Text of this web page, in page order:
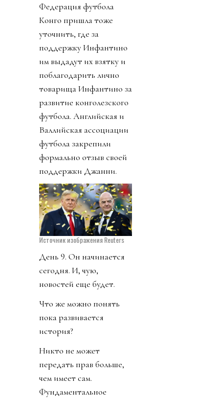
Федерация футбола
Конго пришла тоже
уточнить, где за
поддержку Инфантино
им выдадут их взятку и
поблагодарить лично
товарища Инфантино за
развитие конголезского
футбола. Английская и
Валлийская ассоциации
футбола закрепили
формально отзыв своей
поддержки Джанни.
Источник изображения Reuters
День 9. Он начинается
сегодня. И, чую,
новостей еще будет.
Что же можно понять
пока развивается
история?
Никто не может
передать прав больше,
чем имеет сам.
Фундаментальное